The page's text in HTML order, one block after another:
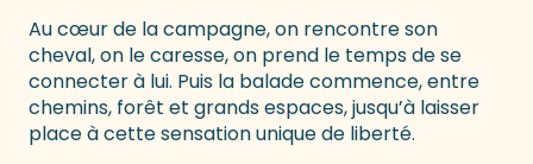
Au cœur de la campagne, on rencontre son
cheval, on le caresse, on prend le temps de se
connecter à lui. Puis la balade commence, entre
chemins, forêt et grands espaces, jusqu’à laisser
place à cette sensation unique de liberté.